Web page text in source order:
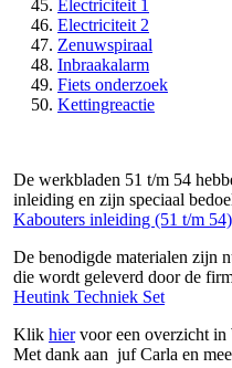
Electriciteit 1
Electriciteit 2
Zenuwspiraal
Inbraakalarm
Fiets onderzoek
Kettingreactie
De werkbladen 51 t/m 54
inleiding en zijn speciaal
Kabouters inleiding (51 t/m 54)
De benodigde materialen zijn
die wordt geleverd door de
Heutink Techniek Set
Klik hiervoor een overzicht in
Met dank aan juf Carla en